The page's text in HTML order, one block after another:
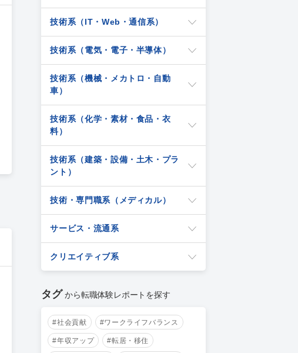
技術系（IT・Web・通信系）
技術系（電気・電子・半導体）
技術系（機械・メカトロ・自動
車）
技術系（化学・素材・食品・衣
料）
技術系（建築・設備・土木・プラ
ント）
技術・専門職系（メディカル）
サービス・流通系
クリエイティブ系
タグ から転職体験レポートを探す
#社会貢献 #ワークライフバランス
#年収アップ #転居・移住